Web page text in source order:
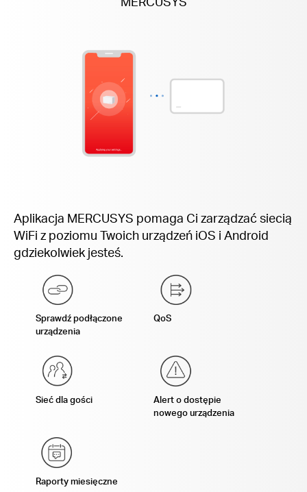
Aplikacja MERCUSYS pomaga Ci zarządzać siecią
WiFi z poziomu Twoich urządzeń iOS i Android
gdziekolwiek jesteś.
Sprawdź podłączone
urządzenia
QoS
Sieć dla gości
Alert o dostępie
nowego urządzenia
Raporty miesięczne